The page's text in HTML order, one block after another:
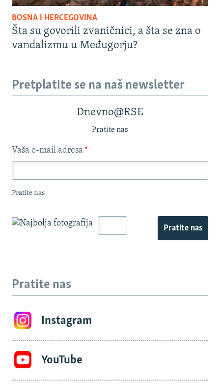
BOSNA I HERCEGOVINA
Šta su govorili zvaničnici, a šta se zna o
vandalizmu u Međugorju?
Pretplatite se na naš newsletter
Dnevno@RSE
Pratite nas
Vaša e-mail adresa *
Pratite nas
Pratite nas
Pratite nas
Instagram
YouTube